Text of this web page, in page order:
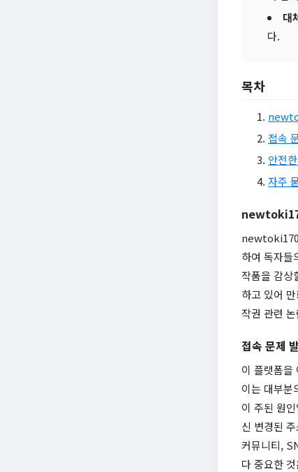
대
다.
목차
접속
안전
자주
newtoki170
하여 독자들
작품을 감상
하고 있어
작권 관련
접속 문제
이 플랫폼을
이는 대부분
이 주된 원
신 변경된
커뮤니티,
다 중요한